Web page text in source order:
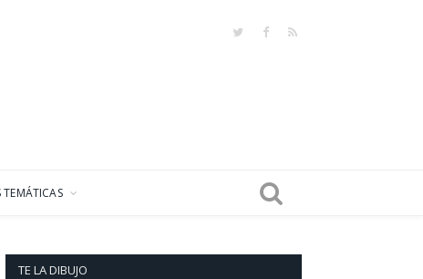
TwitterFacebook
RSS
TEMÁTICAS
TE LA DIBUJO